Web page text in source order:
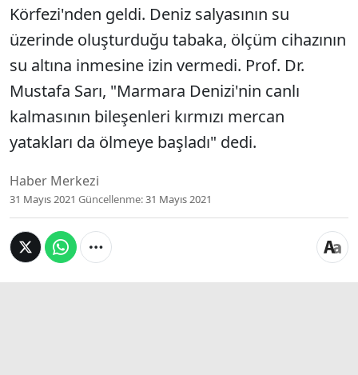
Körfezi'nden geldi. Deniz salyasının su
üzerinde oluşturduğu tabaka, ölçüm cihazının
su altına inmesine izin vermedi. Prof. Dr.
Mustafa Sarı, "Marmara Denizi'nin canlı
kalmasının bileşenleri kırmızı mercan
yatakları da ölmeye başladı" dedi.
Haber Merkezi
31 Mayıs 2021 Güncellenme:31 Mayıs 2021